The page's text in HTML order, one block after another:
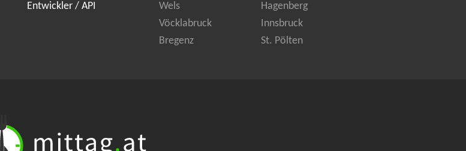
Entwickler / API
Wels
Hagenberg
Vöcklabruck
Innsbruck
Bregenz
St. Pölten